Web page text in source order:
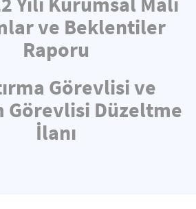
ve Beklentiler
Raporu
Görevlisi ve
Görevlisi Düzeltme
İlanı